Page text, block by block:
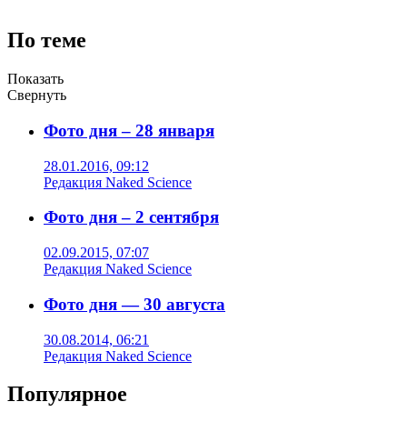
По теме
Показать
Свернуть
Фото дня – 28 января
28.01.2016, 09:12
Редакция Naked Science
Фото дня – 2 сентября
02.09.2015, 07:07
Редакция Naked Science
Фото дня — 30 августа
30.08.2014, 06:21
Редакция Naked Science
Популярное